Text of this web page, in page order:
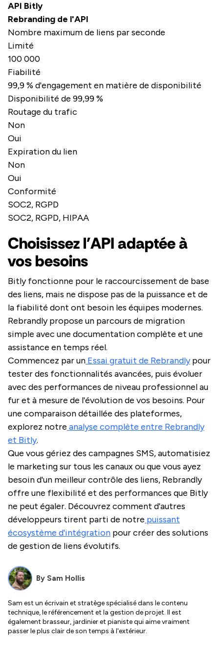
By Sam Hollis
Sam est un écrivain et stratège spécialisé dans le contenu
technique, le référencement et la gestion de projet. Il est
également brasseur, jardinier et pianiste qui aime vraiment
passer le plus clair de son temps à l'extérieur.
API Bitly
Rebranding de l'API
Nombre maximum de liens par seconde
Limité
100 000
Fiabilité
99,9 % d'engagement en matière de disponibilité
Disponibilité de 99,99 %
Routage du trafic
Non
Oui
Expiration du lien
Non
Oui
Conformité
SOC2, RGPD
SOC2, RGPD, HIPAA
Choisissez l'API adaptée à
vos besoins
Bitly fonctionne pour le raccourcissement de base
des liens, mais ne dispose pas de la puissance et de
la fiabilité dont ont besoin les équipes modernes.
Rebrandly propose un parcours de migration
simple avec une documentation complète et une
assistance en temps réel.
Commencez par un Essai gratuit de Rebrandlypour
tester des fonctionnalités avancées, puis évoluer
avec des performances de niveau professionnel au
fur et à mesure de l'évolution de vos besoins. Pour
une comparaison détaillée des plateformes,
explorez notre analyse complète entre Rebrandly
et Bitly.
Que vous gériez des campagnes SMS, automatisiez
le marketing sur tous les canaux ou que vous ayez
besoin d'un meilleur contrôle des liens, Rebrandly
offre une flexibilité et des performances que Bitly
ne peut égaler. Découvrez comment d'autres
développeurs tirent parti de notre puissant
écosystème d'intégration pour créer des solutions
de gestion de liens évolutifs.